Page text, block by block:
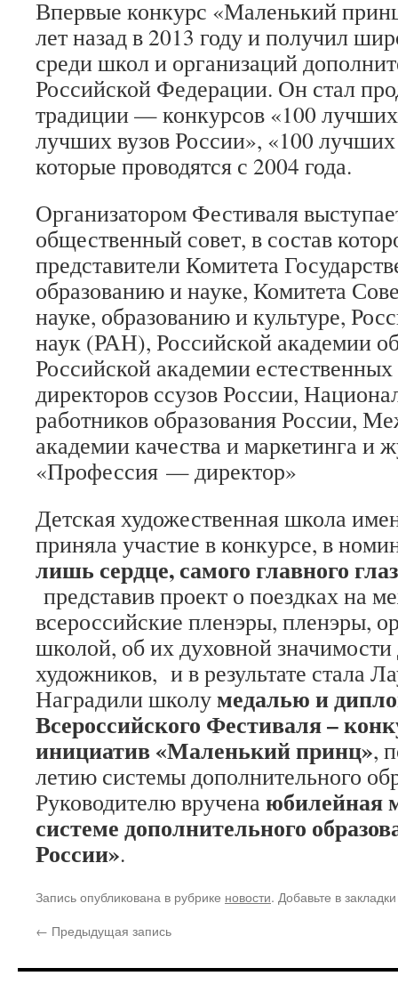
Впервые конкурс «Маленький
лет назад в 2013 году и получил
среди школ и организаций
Российской Федерации. Он стал
традиции — конкурсов «100
лучших вузов России», «100
которые проводятся с 2004 года.
Организатором Фестиваля
общественный совет, в состав
представители Комитета
образованию и науке, Комитета
науке, образованию и культуре,
наук (РАН), Российской академии
Российской академии
директоров ссузов России,
работников образования России,
академии качества и маркетинга и
«Профессия — директор»
Детская художественная школа
приняла участие в конкурсе, в
лишь сердце, самого главного
представив проект о поездках на
всероссийские пленэры, пленэры,
школой, об их духовной
художников, и в результате стала
Наградили школумедалью и
Всероссийского Фестиваля –
инициатив «Маленький принц»,
летию системы дополнительного
Руководителю вручена юбилейная
системе дополнительного
России».
Запись опубликована в рубрике новости. Добавьте в
← Предыдущая запись